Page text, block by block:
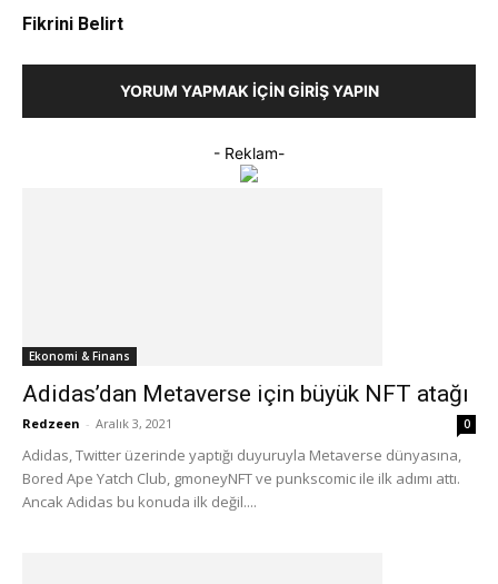
Fikrini Belirt
YORUM YAPMAK İÇIN GIRIŞ YAPIN
- Reklam-
Ekonomi & Finans
Adidas’dan Metaverse için büyük NFT atağı
Redzeen - Aralık 3, 2021 0
Adidas, Twitter üzerinde yaptığı duyuruyla Metaverse dünyasına,
Bored Ape Yatch Club, gmoneyNFT ve punkscomic ile ilk adımı attı.
Ancak Adidas bu konuda ilk değil....